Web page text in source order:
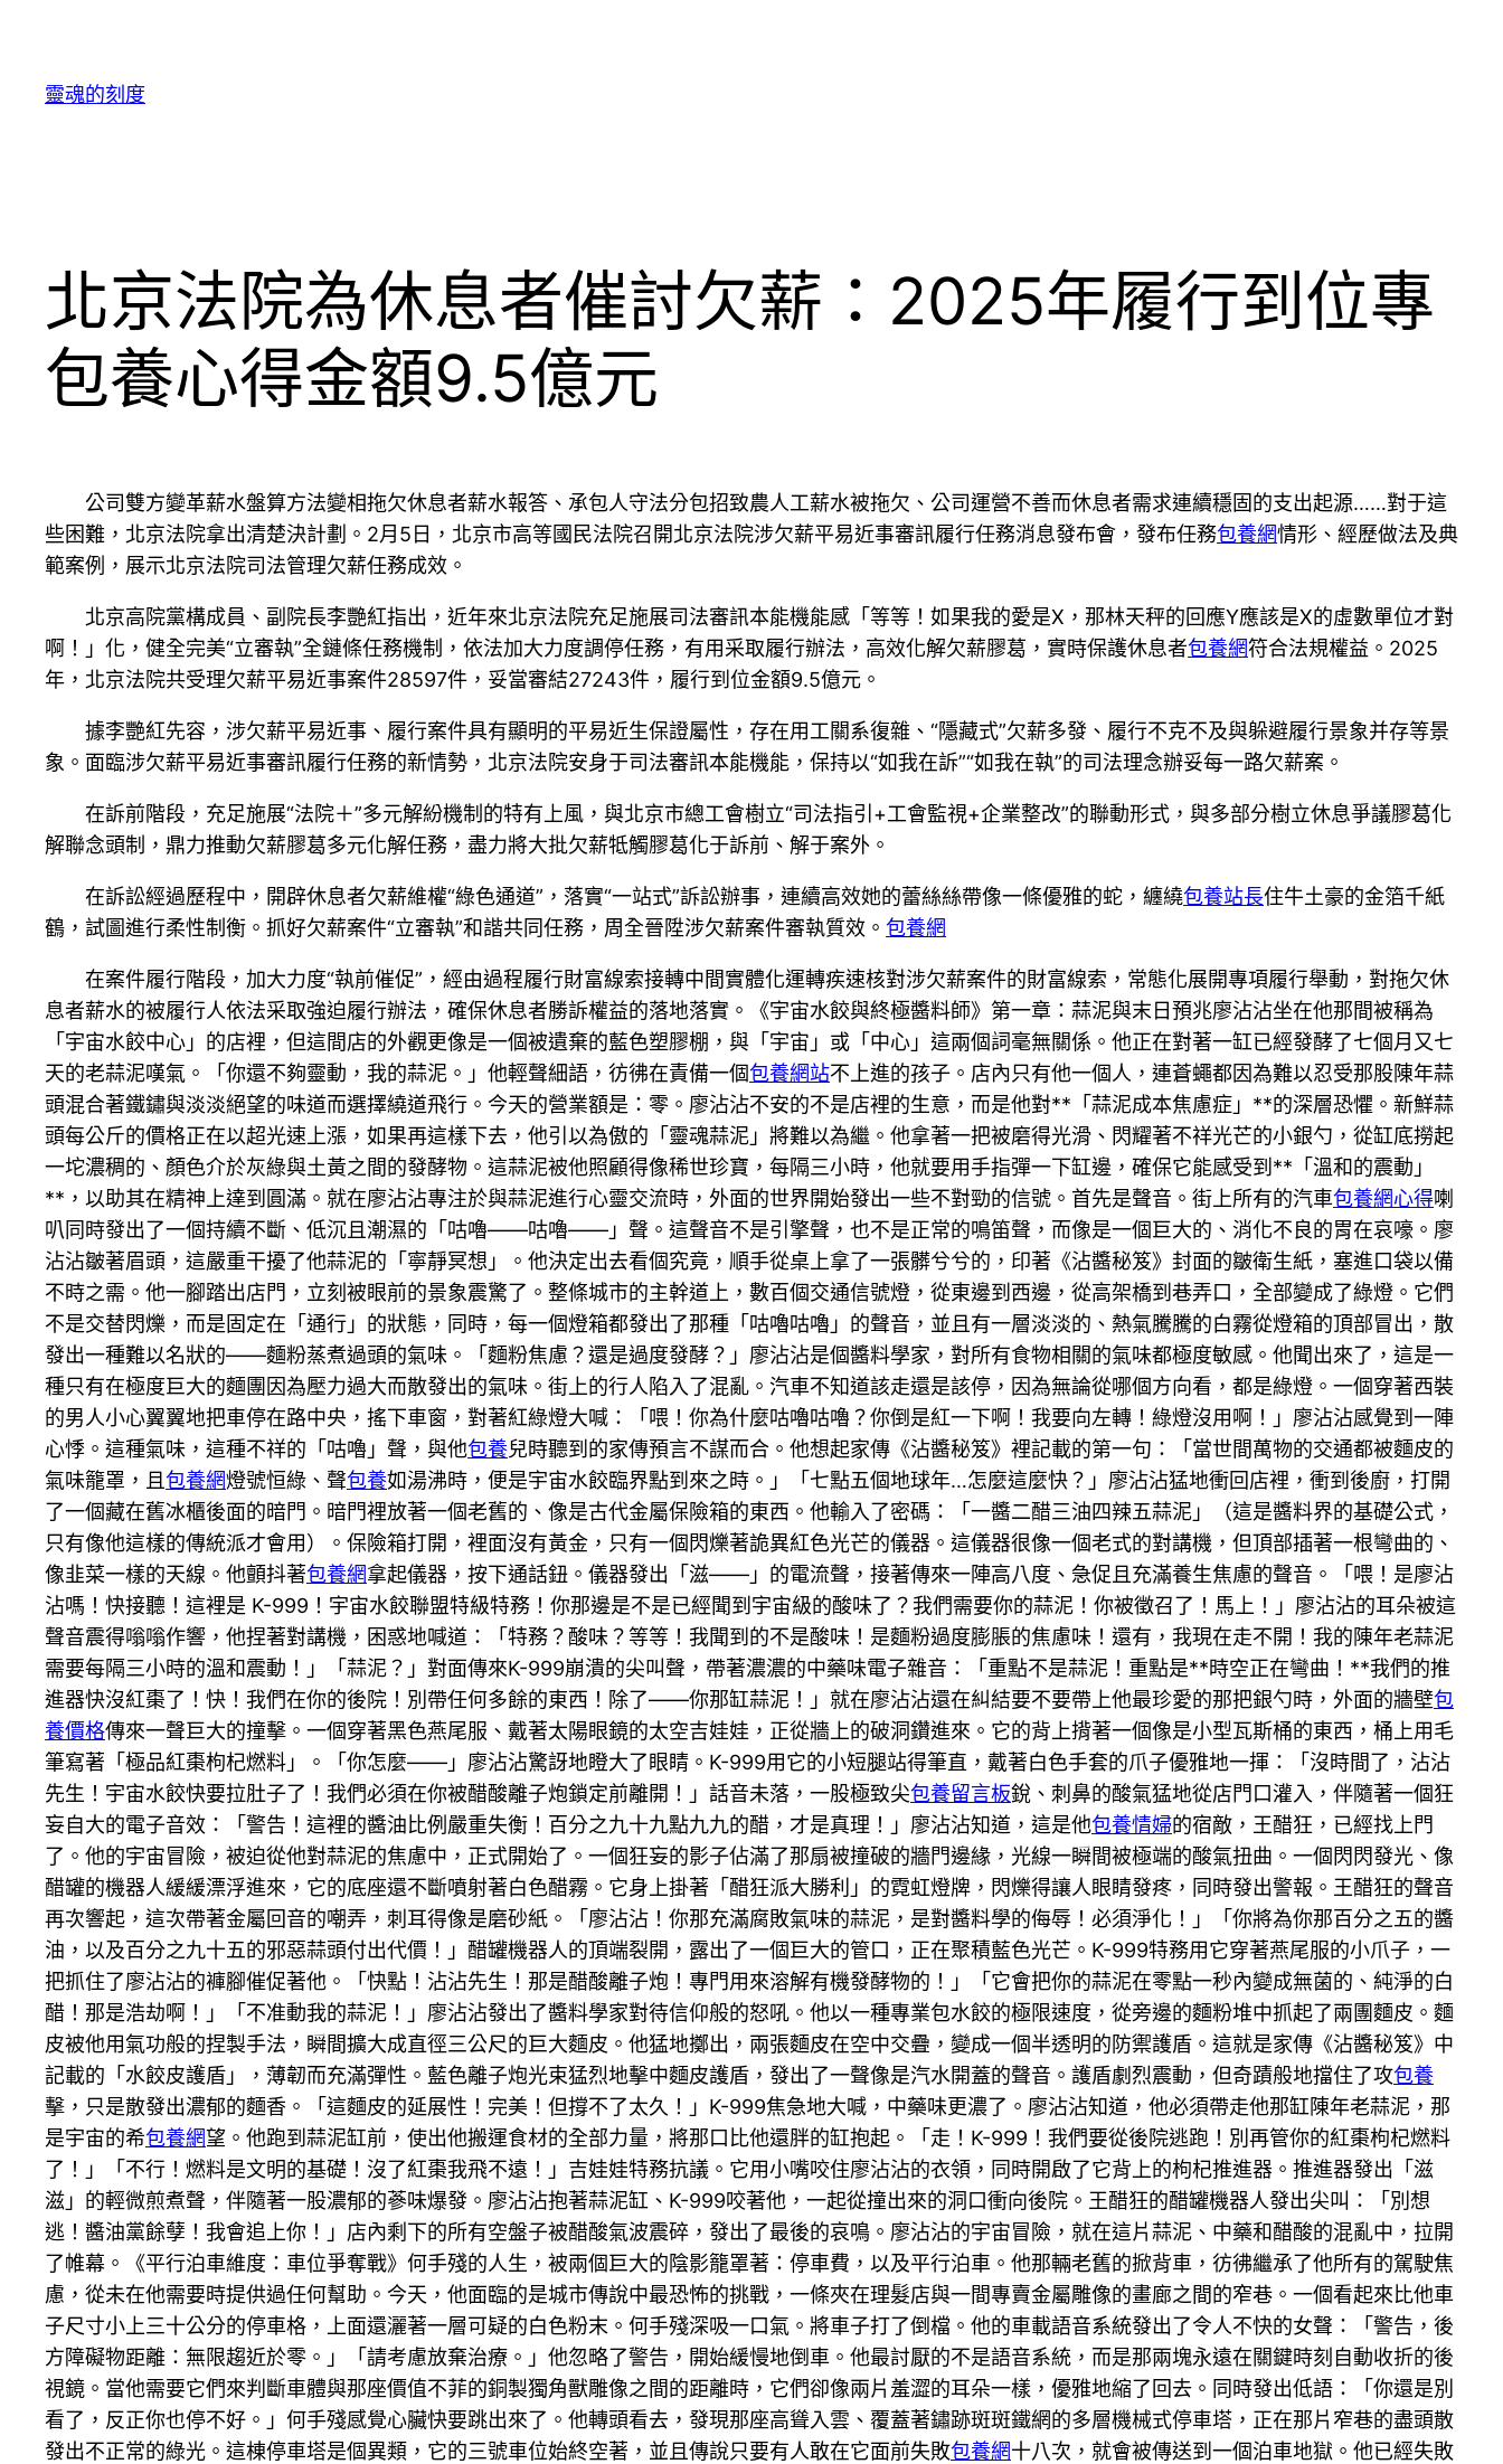
靈魂的刻度
北京法院為休息者催討欠薪：2025年履行到位專
包養心得金額9.5億元
公司雙方變革薪水盤算方法變相拖欠休息者薪水報答、承包人守法分包招致農人工薪水被拖欠、公司運營不善而休息者需求連續穩固的支出起源……對于這
些困難，北京法院拿出清楚決計劃。2月5日，北京市高等國民法院召開北京法院涉欠薪平易近事審訊履行任務消息發布會，發布任務包養網情形、經歷做法及典
範案例，展示北京法院司法管理欠薪任務成效。
北京高院黨構成員、副院長李艷紅指出，近年來北京法院充足施展司法審訊本能機能感「等等！如果我的愛是X，那林天秤的回應Y應該是X的虛數單位才對
啊！」化，健全完美“立審執”全鏈條任務機制，依法加大力度調停任務，有用采取履行辦法，高效化解欠薪膠葛，實時保護休息者包養網符合法規權益。2025
年，北京法院共受理欠薪平易近事案件28597件，妥當審結27243件，履行到位金額9.5億元。
據李艷紅先容，涉欠薪平易近事、履行案件具有顯明的平易近生保證屬性，存在用工關系復雜、“隱藏式”欠薪多發、履行不克不及與躲避履行景象并存等景
象。面臨涉欠薪平易近事審訊履行任務的新情勢，北京法院安身于司法審訊本能機能，保持以“如我在訴”“如我在執”的司法理念辦妥每一路欠薪案。
在訴前階段，充足施展“法院＋”多元解紛機制的特有上風，與北京市總工會樹立“司法指引+工會監視+企業整改”的聯動形式，與多部分樹立休息爭議膠葛化
解聯念頭制，鼎力推動欠薪膠葛多元化解任務，盡力將大批欠薪牴觸膠葛化于訴前、解于案外。
在訴訟經過歷程中，開辟休息者欠薪維權“綠色通道”，落實“一站式”訴訟辦事，連續高效她的蕾絲絲帶像一條優雅的蛇，纏繞包養站長住牛土豪的金箔千紙
鶴，試圖進行柔性制衡。抓好欠薪案件“立審執”和諧共同任務，周全晉陞涉欠薪案件審執質效。 包養網
在案件履行階段，加大力度“執前催促”，經由過程履行財富線索接轉中間實體化運轉疾速核對涉欠薪案件的財富線索，常態化展開專項履行舉動，對拖欠休
息者薪水的被履行人依法采取強迫履行辦法，確保休息者勝訴權益的落地落實。《宇宙水餃與終極醬料師》第一章：蒜泥與末日預兆廖沾沾坐在他那間被稱為
「宇宙水餃中心」的店裡，但這間店的外觀更像是一個被遺棄的藍色塑膠棚，與「宇宙」或「中心」這兩個詞毫無關係。他正在對著一缸已經發酵了七個月又七
天的老蒜泥嘆氣。「你還不夠靈動，我的蒜泥。」他輕聲細語，彷彿在責備一個包養網站不上進的孩子。店內只有他一個人，連蒼蠅都因為難以忍受那股陳年蒜
頭混合著鐵鏽與淡淡絕望的味道而選擇繞道飛行。今天的營業額是：零。廖沾沾不安的不是店裡的生意，而是他對**「蒜泥成本焦慮症」**的深層恐懼。新鮮蒜
頭每公斤的價格正在以超光速上漲，如果再這樣下去，他引以為傲的「靈魂蒜泥」將難以為繼。他拿著一把被磨得光滑、閃耀著不祥光芒的小銀勺，從缸底撈起
一坨濃稠的、顏色介於灰綠與土黃之間的發酵物。這蒜泥被他照顧得像稀世珍寶，每隔三小時，他就要用手指彈一下缸邊，確保它能感受到**「溫和的震動」
**，以助其在精神上達到圓滿。就在廖沾沾專注於與蒜泥進行心靈交流時，外面的世界開始發出一些不對勁的信號。首先是聲音。街上所有的汽車包養網心得喇
叭同時發出了一個持續不斷、低沉且潮濕的「咕嚕——咕嚕——」聲。這聲音不是引擎聲，也不是正常的鳴笛聲，而像是一個巨大的、消化不良的胃在哀嚎。廖
沾沾皺著眉頭，這嚴重干擾了他蒜泥的「寧靜冥想」。他決定出去看個究竟，順手從桌上拿了一張髒兮兮的，印著《沾醬秘笈》封面的皺衛生紙，塞進口袋以備
不時之需。他一腳踏出店門，立刻被眼前的景象震驚了。整條城市的主幹道上，數百個交通信號燈，從東邊到西邊，從高架橋到巷弄口，全部變成了綠燈。它們
不是交替閃爍，而是固定在「通行」的狀態，同時，每一個燈箱都發出了那種「咕嚕咕嚕」的聲音，並且有一層淡淡的、熱氣騰騰的白霧從燈箱的頂部冒出，散
發出一種難以名狀的——麵粉蒸煮過頭的氣味。「麵粉焦慮？還是過度發酵？」廖沾沾是個醬料學家，對所有食物相關的氣味都極度敏感。他聞出來了，這是一
種只有在極度巨大的麵團因為壓力過大而散發出的氣味。街上的行人陷入了混亂。汽車不知道該走還是該停，因為無論從哪個方向看，都是綠燈。一個穿著西裝
的男人小心翼翼地把車停在路中央，搖下車窗，對著紅綠燈大喊：「喂！你為什麼咕嚕咕嚕？你倒是紅一下啊！我要向左轉！綠燈沒用啊！」廖沾沾感覺到一陣
心悸。這種氣味，這種不祥的「咕嚕」聲，與他包養兒時聽到的家傳預言不謀而合。他想起家傳《沾醬秘笈》裡記載的第一句：「當世間萬物的交通都被麵皮的
氣味籠罩，且包養網燈號恒綠、聲包養如湯沸時，便是宇宙水餃臨界點到來之時。」「七點五個地球年…怎麼這麼快？」廖沾沾猛地衝回店裡，衝到後廚，打開
了一個藏在舊冰櫃後面的暗門。暗門裡放著一個老舊的、像是古代金屬保險箱的東西。他輸入了密碼：「一醬二醋三油四辣五蒜泥」（這是醬料界的基礎公式，
只有像他這樣的傳統派才會用）。保險箱打開，裡面沒有黃金，只有一個閃爍著詭異紅色光芒的儀器。這儀器很像一個老式的對講機，但頂部插著一根彎曲的、
像韭菜一樣的天線。他顫抖著包養網拿起儀器，按下通話鈕。儀器發出「滋——」的電流聲，接著傳來一陣高八度、急促且充滿養生焦慮的聲音。「喂！是廖沾
沾嗎！快接聽！這裡是 K-999！宇宙水餃聯盟特級特務！你那邊是不是已經聞到宇宙級的酸味了？我們需要你的蒜泥！你被徵召了！馬上！」廖沾沾的耳朵被這
聲音震得嗡嗡作響，他捏著對講機，困惑地喊道：「特務？酸味？等等！我聞到的不是酸味！是麵粉過度膨脹的焦慮味！還有，我現在走不開！我的陳年老蒜泥
需要每隔三小時的溫和震動！」「蒜泥？」對面傳來K-999崩潰的尖叫聲，帶著濃濃的中藥味電子雜音：「重點不是蒜泥！重點是**時空正在彎曲！**我們的推
進器快沒紅棗了！快！我們在你的後院！別帶任何多餘的東西！除了——你那缸蒜泥！」就在廖沾沾還在糾結要不要帶上他最珍愛的那把銀勺時，外面的牆壁包
養價格傳來一聲巨大的撞擊。一個穿著黑色燕尾服、戴著太陽眼鏡的太空吉娃娃，正從牆上的破洞鑽進來。它的背上揹著一個像是小型瓦斯桶的東西，桶上用毛
筆寫著「極品紅棗枸杞燃料」。「你怎麼——」廖沾沾驚訝地瞪大了眼睛。K-999用它的小短腿站得筆直，戴著白色手套的爪子優雅地一揮：「沒時間了，沾沾
先生！宇宙水餃快要拉肚子了！我們必須在你被醋酸離子炮鎖定前離開！」話音未落，一股極致尖包養留言板銳、刺鼻的酸氣猛地從店門口灌入，伴隨著一個狂
妄自大的電子音效：「警告！這裡的醬油比例嚴重失衡！百分之九十九點九九的醋，才是真理！」廖沾沾知道，這是他包養情婦的宿敵，王醋狂，已經找上門
了。他的宇宙冒險，被迫從他對蒜泥的焦慮中，正式開始了。一個狂妄的影子佔滿了那扇被撞破的牆門邊緣，光線一瞬間被極端的酸氣扭曲。一個閃閃發光、像
醋罐的機器人緩緩漂浮進來，它的底座還不斷噴射著白色醋霧。它身上掛著「醋狂派大勝利」的霓虹燈牌，閃爍得讓人眼睛發疼，同時發出警報。王醋狂的聲音
再次響起，這次帶著金屬回音的嘲弄，刺耳得像是磨砂紙。「廖沾沾！你那充滿腐敗氣味的蒜泥，是對醬料學的侮辱！必須淨化！」「你將為你那百分之五的醬
油，以及百分之九十五的邪惡蒜頭付出代價！」醋罐機器人的頂端裂開，露出了一個巨大的管口，正在聚積藍色光芒。K-999特務用它穿著燕尾服的小爪子，一
把抓住了廖沾沾的褲腳催促著他。「快點！沾沾先生！那是醋酸離子炮！專門用來溶解有機發酵物的！」「它會把你的蒜泥在零點一秒內變成無菌的、純淨的白
醋！那是浩劫啊！」「不准動我的蒜泥！」廖沾沾發出了醬料學家對待信仰般的怒吼。他以一種專業包水餃的極限速度，從旁邊的麵粉堆中抓起了兩團麵皮。麵
皮被他用氣功般的捏製手法，瞬間擴大成直徑三公尺的巨大麵皮。他猛地擲出，兩張麵皮在空中交疊，變成一個半透明的防禦護盾。這就是家傳《沾醬秘笈》中
記載的「水餃皮護盾」，薄韌而充滿彈性。藍色離子炮光束猛烈地擊中麵皮護盾，發出了一聲像是汽水開蓋的聲音。護盾劇烈震動，但奇蹟般地擋住了攻包養
擊，只是散發出濃郁的麵香。「這麵皮的延展性！完美！但撐不了太久！」K-999焦急地大喊，中藥味更濃了。廖沾沾知道，他必須帶走他那缸陳年老蒜泥，那
是宇宙的希包養網望。他跑到蒜泥缸前，使出他搬運食材的全部力量，將那口比他還胖的缸抱起。「走！K-999！我們要從後院逃跑！別再管你的紅棗枸杞燃料
了！」「不行！燃料是文明的基礎！沒了紅棗我飛不遠！」吉娃娃特務抗議。它用小嘴咬住廖沾沾的衣領，同時開啟了它背上的枸杞推進器。推進器發出「滋
滋」的輕微煎煮聲，伴隨著一股濃郁的蔘味爆發。廖沾沾抱著蒜泥缸、K-999咬著他，一起從撞出來的洞口衝向後院。王醋狂的醋罐機器人發出尖叫：「別想
逃！醬油黨餘孽！我會追上你！」店內剩下的所有空盤子被醋酸氣波震碎，發出了最後的哀鳴。廖沾沾的宇宙冒險，就在這片蒜泥、中藥和醋酸的混亂中，拉開
了帷幕。《平行泊車維度：車位爭奪戰》何手殘的人生，被兩個巨大的陰影籠罩著：停車費，以及平行泊車。他那輛老舊的掀背車，彷彿繼承了他所有的駕駛焦
慮，從未在他需要時提供過任何幫助。今天，他面臨的是城市傳說中最恐怖的挑戰，一條夾在理髮店與一間專賣金屬雕像的畫廊之間的窄巷。一個看起來比他車
子尺寸小上三十公分的停車格，上面還灑著一層可疑的白色粉末。何手殘深吸一口氣。將車子打了倒檔。他的車載語音系統發出了令人不快的女聲：「警告，後
方障礙物距離：無限趨近於零。」「請考慮放棄治療。」他忽略了警告，開始緩慢地倒車。他最討厭的不是語音系統，而是那兩塊永遠在關鍵時刻自動收折的後
視鏡。當他需要它們來判斷車體與那座價值不菲的銅製獨角獸雕像之間的距離時，它們卻像兩片羞澀的耳朵一樣，優雅地縮了回去。同時發出低語：「你還是別
看了，反正你也停不好。」何手殘感覺心臟快要跳出來了。他轉頭看去，發現那座高聳入雲、覆蓋著鏽跡斑斑鐵網的多層機械式停車塔，正在那片窄巷的盡頭散
發出不正常的綠光。這棟停車塔是個異類，它的三號車位始終空著，並且傳說只要有人敢在它面前失敗包養網十八次，就會被傳送到一個泊車地獄。他已經失敗